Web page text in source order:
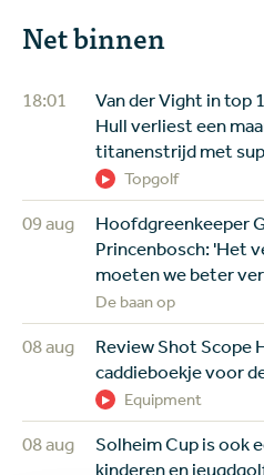
Net binnen
18:01
Van der Vight in top
Hull verliest een
titanenstrijd met
Topgolf
09 aug
Hoofdgreenkeeper
Princenbosch: 'Het
moeten we beter
De baan op
08 aug
Review Shot Scope
caddieboekje voor
Equipment
08 aug
Solheim Cup is ook
kinderen en